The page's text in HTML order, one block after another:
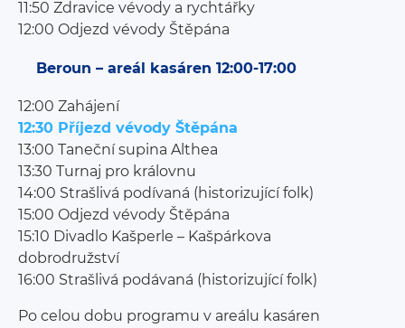
11:50 Zdravice vévody a rychtářky
12:00 Odjezd vévody Štěpána
Beroun – areál kasáren 12:00-17:00
12:00 Zahájení
12:30 Příjezd vévody Štěpána
13:00 Taneční supina Althea
13:30 Turnaj pro královnu
14:00 Strašlivá podívaná (historizující folk)
15:00 Odjezd vévody Štěpána
15:10 Divadlo Kašperle – Kašpárkova
dobrodružství
16:00 Strašlivá podávaná (historizující folk)
Po celou dobu programu v areálu kasáren